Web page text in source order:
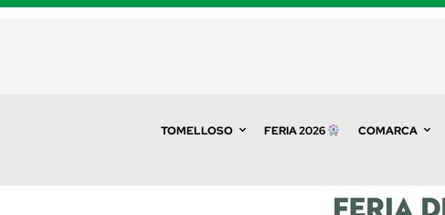
TOMELLOSO FERIA 2026 COMARCA